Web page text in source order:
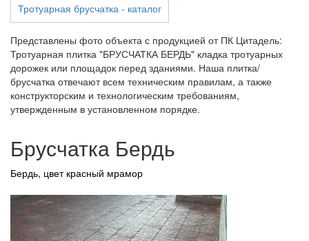
Тротуарная брусчатка - каталог
Представлены фото объекта с продукцией от ПК Цитадель:
Тротуарная плитка "БРУСЧАТКА БЕРДЬ" кладка тротуарных
дорожек или площадок перед зданиями. Наша плитка/
брусчатка отвечают всем техническим правилам, а также
конструкторским и технологическим требованиям,
утвержденным в установленном порядке.
Брусчатка Бердь
Бердь, цвет красный мрамор